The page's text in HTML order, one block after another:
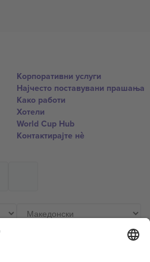
Корпоративни услуги
Најчесто поставувани прашања
Како работи
Хотели
World Cup Hub
Контактирајте нѐ